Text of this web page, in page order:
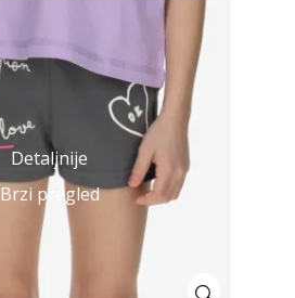
Detaljnije
Brzi pregled